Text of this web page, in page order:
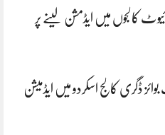
کالجوں میں ایڈمشن لینے پر
بوائز ڈگری کالج اسکردو میں ایڈمیشن